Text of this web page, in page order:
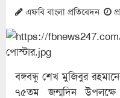
এফবি বাংলা প্রতিবেদন
বঙ্গবন্ধু শেখ মুজিবুর
৭৫তম জন্মদিন উপলক্ষে